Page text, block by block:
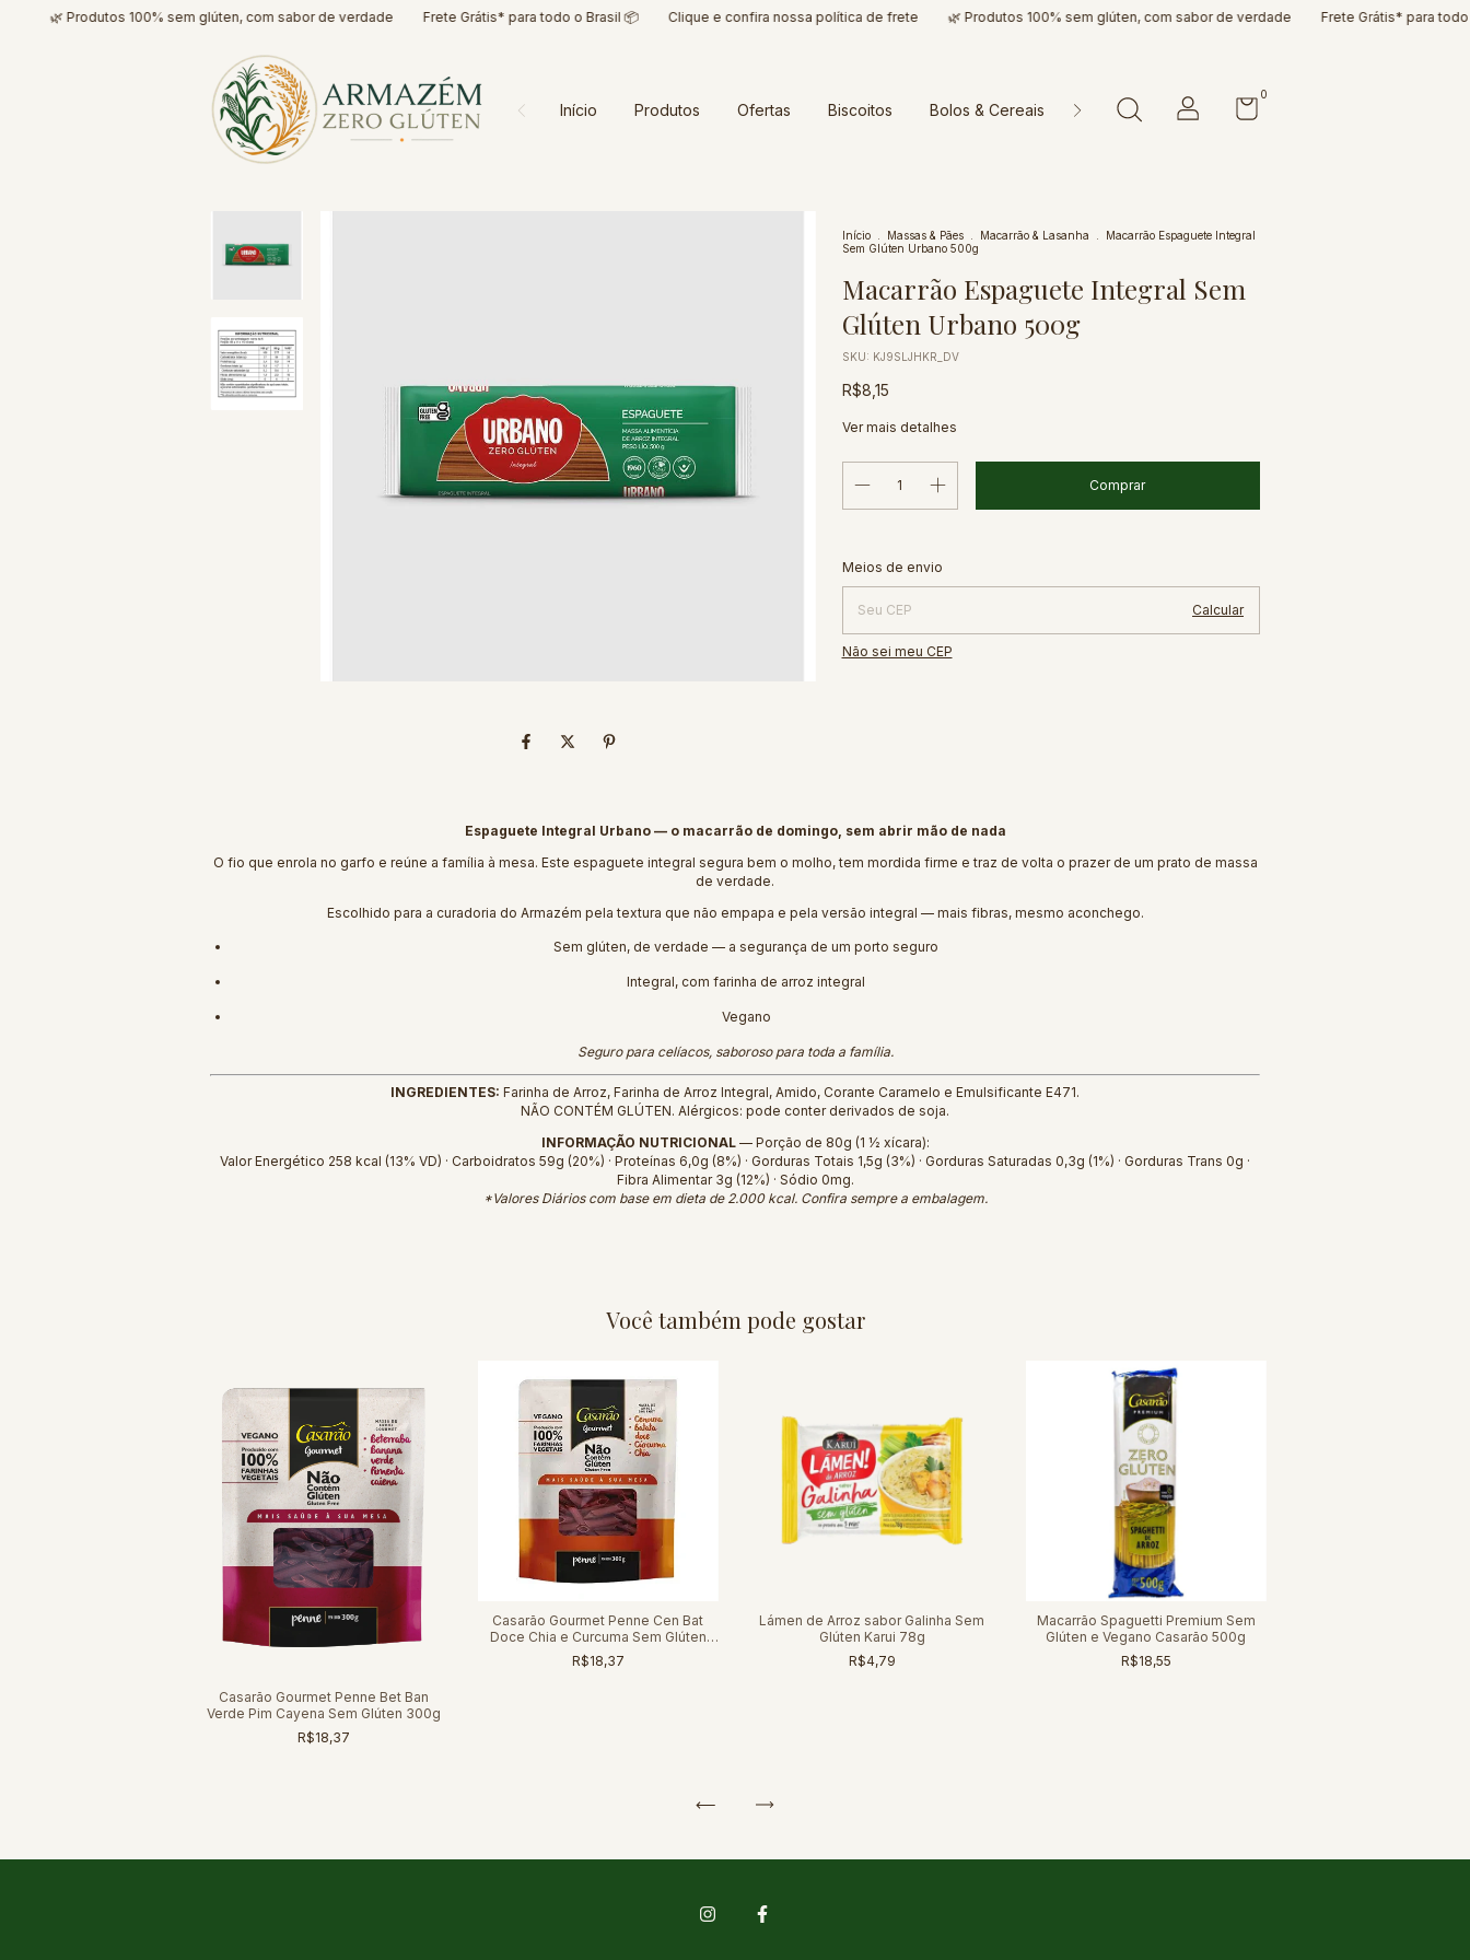
🌿 Produtos 100% sem glúten, com sabor de verdade Frete Grátis* para todo o Brasil 📦 Clique e confira nossa política de frete 🌿 Produtos 100% sem glúten, com sabor de verdade Frete Grátis* para todo o
Início Produtos Ofertas Biscoitos Bolos & Cereais Doces & Cia Farinhas & Misturas
0
Início Massas & Pães Macarrão & Lasanha
Macarrão Espaguete Integral
Sem Glúten Urbano 500g
Macarrão Espaguete Integral Sem
Glúten Urbano 500g
SKU: KJ9SLJHKR_DV
R$8,15
Ver mais detalhes
Entregas para o CEP:
Meios de envio
Calcular
Não sei meu CEP
Espaguete Integral Urbano — o macarrão de domingo, sem abrir mão de nada
O fio que enrola no garfo e reúne a família à mesa. Este espaguete integral segura bem o molho, tem mordida firme e traz de volta o prazer de um prato de massa
de verdade.
Escolhido para a curadoria do Armazém pela textura que não empapa e pela versão integral — mais fibras, mesmo aconchego.
Sem glúten, de verdade — a segurança de um porto seguro
Integral, com farinha de arroz integral
Vegano
Seguro para celíacos, saboroso para toda a família.
INGREDIENTES: Farinha de Arroz, Farinha de Arroz Integral, Amido, Corante Caramelo e Emulsificante E471.
NÃO CONTÉM GLÚTEN. Alérgicos: pode conter derivados de soja.
INFORMAÇÃO NUTRICIONAL— Porção de 80g (1 ½ xícara):
Valor Energético 258 kcal (13% VD) · Carboidratos 59g (20%) · Proteínas 6,0g (8%) · Gorduras Totais 1,5g (3%) · Gorduras Saturadas 0,3g (1%) · Gorduras Trans 0g ·
Fibra Alimentar 3g (12%) · Sódio 0mg.
*Valores Diários com base em dieta de 2.000 kcal. Confira sempre a embalagem.
Você também pode gostar
Casarão Gourmet Penne Bet Ban
Verde Pim Cayena Sem Glúten 300g
R$18,37
Casarão Gourmet Penne Cen Bat
Doce Chia e Curcuma Sem Glúten
300g
R$18,37
Lámen de Arroz sabor Galinha Sem
Glúten Karui 78g
R$4,79
Macarrão Spaguetti Premium Sem
Glúten e Vegano Casarão 500g
R$18,55